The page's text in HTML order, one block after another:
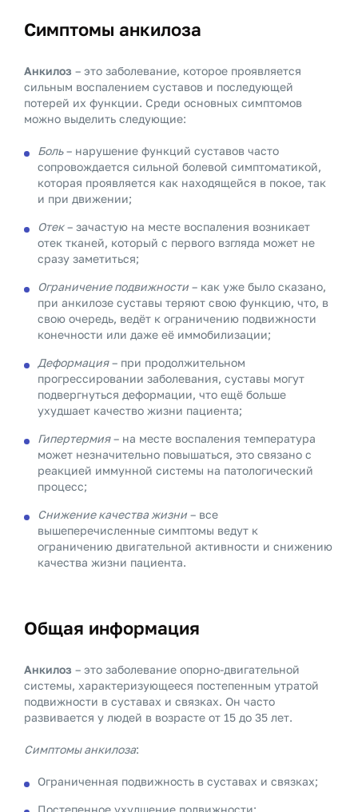
Симптомы анкилоза
Анкилоз – это заболевание, которое проявляется
сильным воспалением суставов и последующей
потерей их функции. Среди основных симптомов
можно выделить следующие:
Боль– нарушение функций суставов часто
сопровождается сильной болевой симптоматикой,
которая проявляется как находящейся в покое, так
и при движении;
Отек– зачастую на месте воспаления возникает
отек тканей, который с первого взгляда может не
сразу заметиться;
Ограничение подвижности – как уже было сказано,
при анкилозе суставы теряют свою функцию, что, в
свою очередь, ведёт к ограничению подвижности
конечности или даже её иммобилизации;
Деформация– при продолжительном
прогрессировании заболевания, суставы могут
подвергнуться деформации, что ещё больше
ухудшает качество жизни пациента;
Гипертермия– на месте воспаления температура
может незначительно повышаться, это связано с
реакцией иммунной системы на патологический
процесс;
Снижение качества жизни – все
вышеперечисленные симптомы ведут к
ограничению двигательной активности и снижению
качества жизни пациента.
Общая информация
Анкилоз – это заболевание опорно-двигательной
системы, характеризующееся постепенным утратой
подвижности в суставах и связках. Он часто
развивается у людей в возрасте от 15 до 35 лет.
Симптомы анкилоза:
Ограниченная подвижность в суставах и связках;
Постепенное ухудшение подвижности;